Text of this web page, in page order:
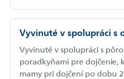
Vyvinuté v spolupráci s
Vyvinuté v spolupráci s
poradkyňami pre dojčenie,
mamy pri dojčení po dobu